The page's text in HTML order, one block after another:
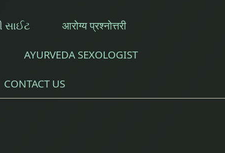
સાઈટ आरोग्य प्रश्नोत्तरी
AYURVEDA SEXOLOGIST
CONTACT US